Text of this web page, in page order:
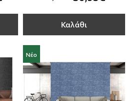
Καλάθι
Νέο